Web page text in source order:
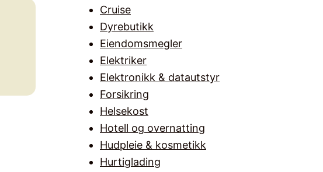
Cruise
Dyrebutikk
Eiendomsmegler
Elektriker
Elektronikk & datautstyr
Forsikring
Helsekost
Hotell og overnatting
Hudpleie & kosmetikk
Hurtiglading